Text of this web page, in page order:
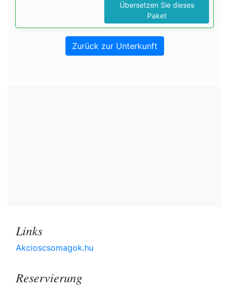
Übersetzen Sie dieses
Paket
Zurück zur Unterkunft
Links
Akcioscsomagok.hu
Reservierung